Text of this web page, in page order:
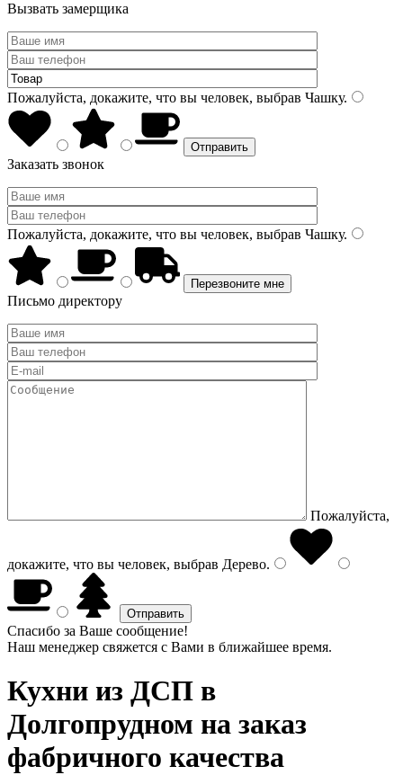
Вызвать замерщика
Пожалуйста, докажите, что вы человек, выбрав Чашку.
Заказать звонок
Пожалуйста, докажите, что вы человек, выбрав Чашку.
Письмо директору
Пожалуйста,
докажите, что вы человек, выбрав Дерево.
Спасибо за Ваше сообщение!
Наш менеджер свяжется с Вами в ближайшее время.
Кухни из ДСП в
Долгопрудном на заказ
фабричного качества